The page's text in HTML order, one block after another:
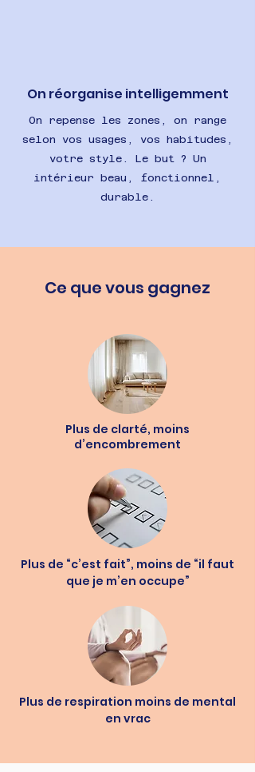
On réorganise intelligemment
On repense les zones, on range
selon vos usages, vos habitudes,
votre style. Le but ? Un
intérieur beau, fonctionnel,
durable.
Ce que vous gagnez
Plus de clarté, moins
d’encombrement
Plus de “c’est fait”, moins de “il faut
que je m’en occupe”
Plus de respiration moins de mental
en vrac